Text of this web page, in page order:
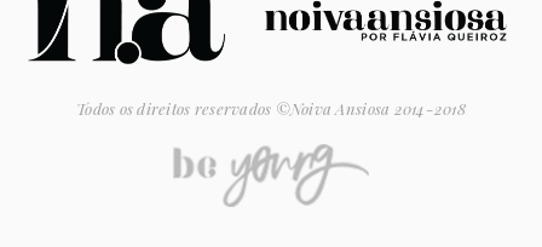
Todos os direitos reservados ©Noiva Ansiosa 2014-2018